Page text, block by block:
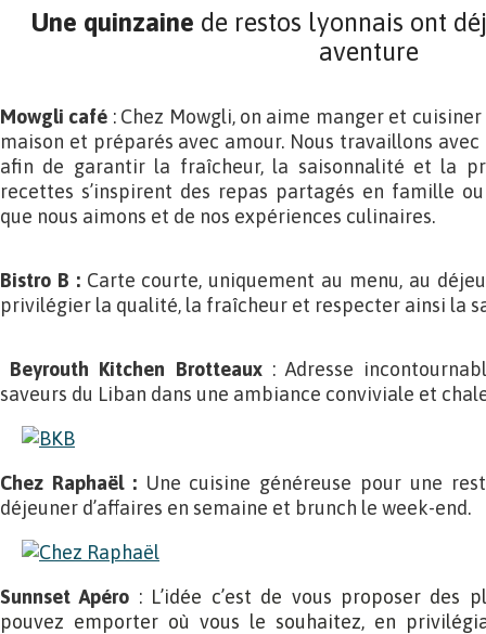
Une quinzaine de restos lyonnais ont
aventure
Mowgli café : Chez Mowgli, on aime manger et
maison et préparés avec amour. Nous travaillons
afin de garantir la fraîcheur, la saisonnalité et la
recettes s’inspirent des repas partagés en famille
que nous aimons et de nos expériences culinaires.
Bistro B :Carte courte, uniquement au menu, au
privilégier la qualité, la fraîcheur et respecter ainsi la
Beyrouth Kitchen Brotteaux: Adresse
saveurs du Liban dans une ambiance conviviale et
Chez Raphaël : Une cuisine généreuse pour une
déjeuner d’affaires en semaine et brunch le week-end.
Sunnset Apéro : L’idée c’est de vous proposer des
pouvez emporter où vous le souhaitez, en